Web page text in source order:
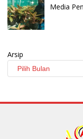
Media
Arsip